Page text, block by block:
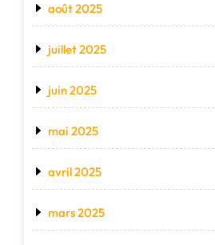
août 2025
juillet 2025
juin 2025
mai 2025
avril 2025
mars 2025